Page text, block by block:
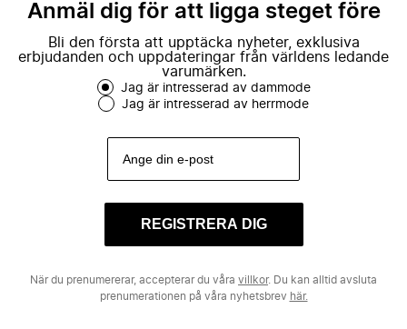
Anmäl dig för att ligga steget före
Bli den första att upptäcka nyheter, exklusiva
erbjudanden och uppdateringar från världens ledande
varumärken.
Jag är intresserad av dammode
Jag är intresserad av herrmode
REGISTRERA DIG
När du prenumererar, accepterar du våra villkor. Du kan alltid avsluta
prenumerationen på våra nyhetsbrev här.